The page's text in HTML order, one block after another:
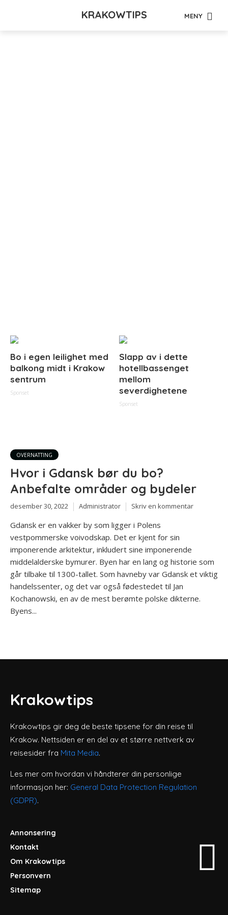
KRAKOWTIPS MENY
Bo i egen leilighet med
balkong midt i Krakow
sentrum
Sponset
Slapp av i dette
hotellbassenget
mellom
severdighetene
Sponset
OVERNATTING
Hvor i Gdansk bør du bo?
Anbefalte områder og bydeler
desember 30, 2022 Administrator Skriv en kommentar
Gdansk er en vakker by som ligger i Polens
vestpommerske voivodskap. Det er kjent for sin
imponerende arkitektur, inkludert sine imponerende
middelalderske bymurer. Byen har en lang og historie som
går tilbake til 1300-tallet. Som havneby var Gdansk et viktig
handelssenter, og det var også fødestedet til Jan
Kochanowski, en av de mest berømte polske dikterne.
Byens...
Krakowtips
Krakowtips gir deg de beste tipsene for din reise til
Krakow. Nettsiden er en del av et større nettverk av
reisesider fra Mita Media.
Les mer om hvordan vi håndterer din personlige
informasjon her: General Data Protection Regulation
(GDPR).
Annonsering
Kontakt
Om Krakowtips
Personvern
Sitemap